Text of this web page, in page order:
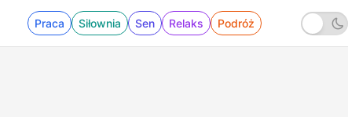
Praca Siłownia Sen Relaks Podróż